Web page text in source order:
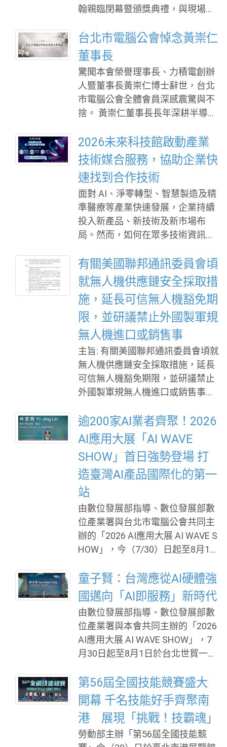
國安構成不可接受風險，因
會吸引來自53個國家地區、174個
近16萬，海外企業領袖逾3,000
位，充分展現臺灣在智慧城市與淨
零科技領域的國際影響力。 展會
匯聚中央部會、地方政府、國際城
市代表、研究機構及企業領袖，展
示城市治理、AI創新、數位轉型與
淨零永續的最新政策、技術與應用
成果，打造政府、城市與產業跨域
合作的
翰親臨閉幕暨頒獎典禮，與現場選
界夥伴，共同見證技能好手努力付
出後的榮耀時刻。賴總統並親自頒
發青年組55個職類金牌，肯定選手
以長時間練習與反覆淬鍊，展現各
項專業技能。 本屆全國技能競賽辦
理青年組55個職類、青少年組13個
職類，共有1,070名選手參賽。選手
在賽場上接受技術、時間壓力及臨
場應變等多重考驗，充分展現新世
代技能人才的專注、紀律及解決問
題能力。 賴總統致詞表示，全國技
能競賽是臺灣技能競技的最高殿
堂，雖然獎牌有金、銀、銅之分，
但每一項技能都是一門專業功夫；
只要毫無保留、盡情發揮，每一位
完成比賽的選手，都是今天及人生
場域上的贏家。每一項技術都能撐
起一個家庭、壯大一個產業、成就
一個國家，選
台北市電腦公會悼念黃崇仁
董事長
驚聞本會榮譽理事長、力積電創辦
人暨董事長黃崇仁博士辭世，台北
市電腦公會全體會員深感震驚與不
捨。 黃崇仁董事長長年深耕半導體
始終秉持勇於承擔、堅持創新的精
神，帶領企業突破困境、開拓新
局，對台灣半導體及高科技產業的
發展貢獻卓著，其遠見、毅力與企
業家精神，令人由衷敬佩。 黃董事
長的辭世，是家屬、力積電全體同
仁及台灣科技產業共同的損失。謹
代表台北市電腦公會全體理監事、
積電全體同仁，致上最深切的哀悼
與誠摯慰問。 黃董事長一生為台灣
科技產業開創新局的志業與精神，
將長留產業界心中，也必將激勵後
來者繼續前行。 敬願黃崇仁董事長
安息，並盼家屬及力積電全體同仁
節哀珍重。 台北市電腦公會理事長
陳俊聖暨全體理監事、會員及同仁
敬悼
2026未來科技館啟動產業
技術媒合服務，協助企業快
速找到合作技術
面對 AI、淨零轉型、智慧製造及精
準醫療等產業快速發展，企業持續
投入新產品、新技術及新市場布
局。然而，如何在眾多技術資訊中
建立具合作潛力的夥伴關係，已成
為企業創新布局的重要課題。 為協
助企業提升技術媒合效率，未來科
技館即日起正式啟動「產業技術媒
合服務」。企業只需填寫技術需
求、應用方向及合作期待，主辦單
位將依據企業需求推薦適合的科研
技術，協助企業更有效率地找到合
作機會，縮短搜尋與媒合時間。 未
來科技館將於9月17日至19日在台
北世貿一館展出，集結全臺超過百
項前瞻科研成果，涵蓋AI應用、半
導體與光電通訊、生技新藥與醫
材、精準健康、淨零科技、先進材
料等多元領域，展現臺灣科研成果
與產業應用能量，打造產學研合作
交流的重要平台。 除了技術展示
外，今年也規劃多元交流機制，包
含創新技術發表會、企業專屬技術
導覽及一對一技
有關美國聯邦通訊委員會頃
就無人機供應鏈安全採取措
施，延長可信無人機豁免期
限，並研議禁止外國製軍規
無人機進口或銷售事
主旨: 有關美國聯邦通訊委員會頃就
無人機供應鏈安全採取措施，延長
可信無人機豁免期限，並研議禁止
外國製軍規無人機進口或銷售事，
據駐美國代表處經濟組115年7月22
日經美字第1150000832號函辦
理。 為推動無人機監管改革，美國
聯邦通訊委員會（FCC）於2025年
12月宣布將對外國製無人機系統
（UAS）及其關鍵零組件列入限制
清單；續於本(2026)年1月公告豁免
「BlueUAS」清單或符合「購買美
國貨標準」之產品，有效期限可至
2027年1月1日屆期。 美國聯邦通
訊委員會（FCC）本年7月21日發
布公告及事實文件，就無人機供應
鏈安全提出兩項措施：一為延長符
合特定條件之外國製無人機及零組
件豁免期限（由原2027年1月1日屆
期，延長至2028年1月1日），二為
就禁止外國製軍規無人機進口或銷
售徵詢意
逾200家AI業者齊聚！2026
AI應用大展「AI WAVE
SHOW」首日強勢登場 打
造臺灣AI產品國際化的第一
站
由數位發展部指導、數位發展部數
位產業署與台北市電腦公會共同主
辦的「2026 AI應用大展 AI WAVE S
HOW」，今（7/30）日起至8月1日
會以「AI Ready，即刻實戰」為主
軸，開展首日即展現強勁產業對接
能量。現場集結超過200家國內外
優質業者，展示逾350項AI實戰解
方，並吸引美國、日本、南韓、瑞
士、越南及新加坡等多國代表跨海
參與，展現臺灣AI軟硬體生態系鏈
國際夥伴 數位發展部以五大工具助
業者「從驗證走向落地」 上午率先
登場的「AI for Motion：自主智慧
新紀元」國際系列論壇，由數位產
業署林俊秀署長開場致詞。林俊秀
童子賢：台灣應從AI硬體強
國邁向「AI即服務」新時代
由數位發展部指導、數位發展部數
位產業署與本會共同主辦的「2026
AI應用大展 AI WAVE SHOW」，7
月30日起至8月1日於台北世貿一館
焦AI產業落地年度重頭戲，本屆展
會以「AI Ready，即刻實戰」為主
軸，集結超過200家國內外廠商，
共同展出超過350項AI解方；邀請5
0位國內外專家分享AI產業發展趨
第56屆全國技能競賽盛大
開幕 千名技能好手齊聚南
港 展現「挑戰！技霸魂」
勞動部主辦「第56屆全國技能競